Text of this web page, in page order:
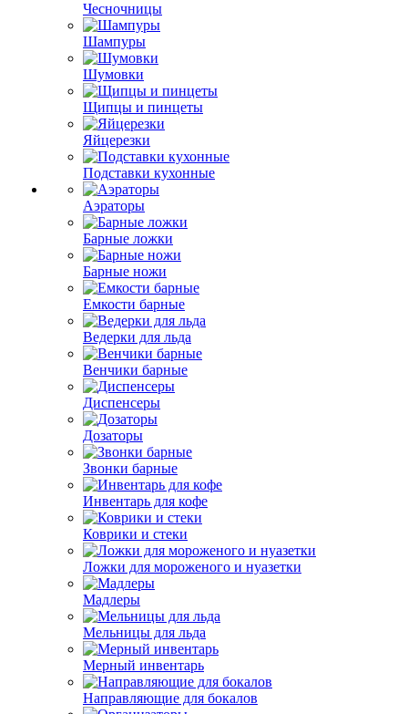
Чесночницы
Шампуры
Шумовки
Щипцы и пинцеты
Яйцерезки
Подставки кухонные
Аэраторы
Барные ложки
Барные ножи
Емкости барные
Ведерки для льда
Венчики барные
Диспенсеры
Дозаторы
Звонки барные
Инвентарь для кофе
Коврики и стеки
Ложки для мороженого и нуазетки
Мадлеры
Мельницы для льда
Мерный инвентарь
Направляющие для бокалов